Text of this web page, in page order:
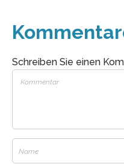
Schreiben Sie einen